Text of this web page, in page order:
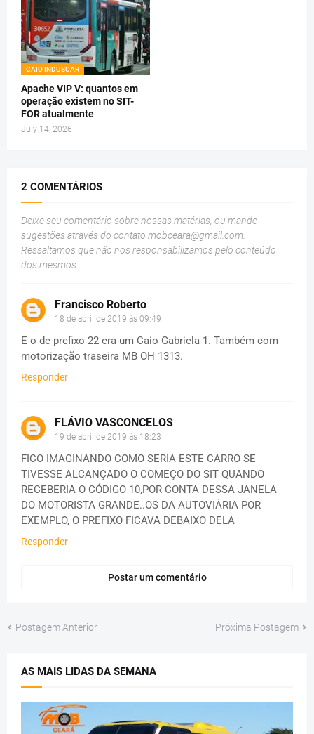
CAIO INDUSCAR
Apache VIP V: quantos em
operação existem no SIT-
FOR atualmente
July 14, 2026
2 COMENTÁRIOS
Deixe seu comentário sobre nossas matérias, ou mande
sugestões através do contato mobceara@gmail.com
Ressaltamos que não nos responsabilizamos pelo conteúdo
dos mesmos.
Francisco Roberto
18 de abril de 2019 às 09:49
E o de prefixo 22 era um Caio Gabriela 1. Também com
motorização traseira MB OH 1313.
Responder
FLÁVIO VASCONCELOS
19 de abril de 2019 às 18:23
FICO IMAGINANDO COMO SERIA ESTE CARRO SE
TIVESSE ALCANÇADO O COMEÇO DO SIT QUANDO
RECEBERIA O CÓDIGO 10,POR CONTA DESSA JANELA
DO MOTORISTA GRANDE..OS DA AUTOVIÁRIA POR
EXEMPLO, O PREFIXO FICAVA DEBAIXO DELA
Responder
Postar um comentário
Postagem Anterior Próxima Postagem
AS MAIS LIDAS DA SEMANA